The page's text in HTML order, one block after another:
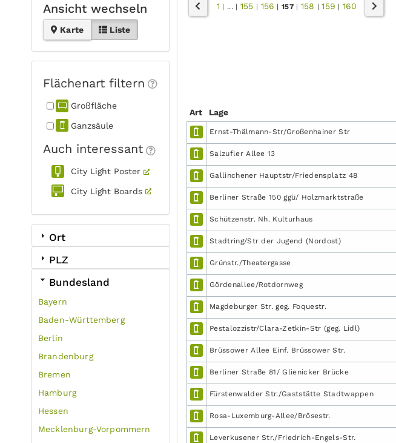
Ansicht wechseln
Karte Liste
Flächenart filtern
Großfläche
Ganzsäule
Auch interessant
City Light Poster
City Light Boards
Ort
PLZ
Bundesland
Bayern
Baden-Württemberg
Berlin
Brandenburg
Bremen
Hamburg
Hessen
Mecklenburg-Vorpommern
1 | ... |155 | 156 | 157| 158 |159 | 160
Art Lage
Ernst-Thälmann-Str/Großenhainer Str
Salzufler Allee 13
Gallinchener Hauptstr/Friedensplatz 48
Berliner Straße 150 ggü/ Holzmarktstraße
Schützenstr. Nh. Kulturhaus
Stadtring/Str der Jugend (Nordost)
Grünstr./Theatergasse
Gördenallee/Rotdornweg
Magdeburger Str. geg. Foquestr.
Pestalozzistr/Clara-Zetkin-Str (geg. Lidl)
Brüssower Allee Einf. Brüssower Str.
Berliner Straße 81/ Glienicker Brücke
Fürstenwalder Str./Gaststätte Stadtwappen
Rosa-Luxemburg-Allee/Brösestr.
Leverkusener Str./Friedrich-Engels-Str.